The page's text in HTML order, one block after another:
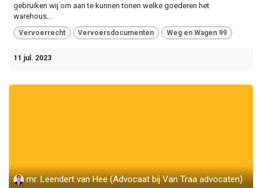
gebruiken wij om aan te kunnen tonen welke goederen het
warehous...
Vervoerrecht Vervoersdocumenten Weg en Wagen 99
11 jul. 2023
mr. Leendert van Hee (Advocaat bij Van Traa advocaten)